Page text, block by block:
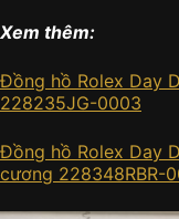
Xem thêm:
Đồng hồ Rolex Day
228235JG-0003
Đồng hồ Rolex Day
cương 228348RBR-